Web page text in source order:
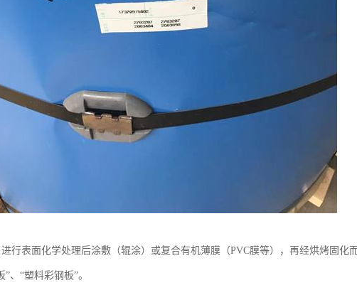
行表面化学处理后涂敷（辊涂）或复合有机薄膜（PVC膜等），再经烘烤固化
、“塑料彩钢板”。